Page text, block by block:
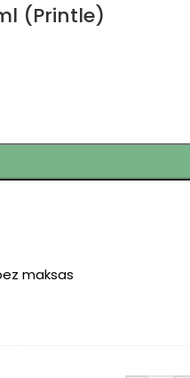
(Printle)
maksas